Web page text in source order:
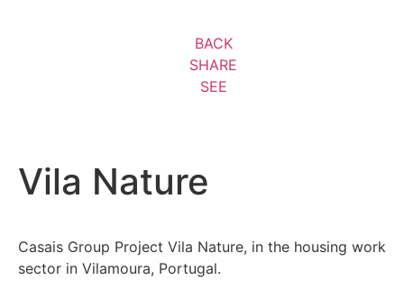
BACK
SHARE
SEE
Vila Nature
Casais Group Project Vila Nature, in the housing work
sector in Vilamoura, Portugal.